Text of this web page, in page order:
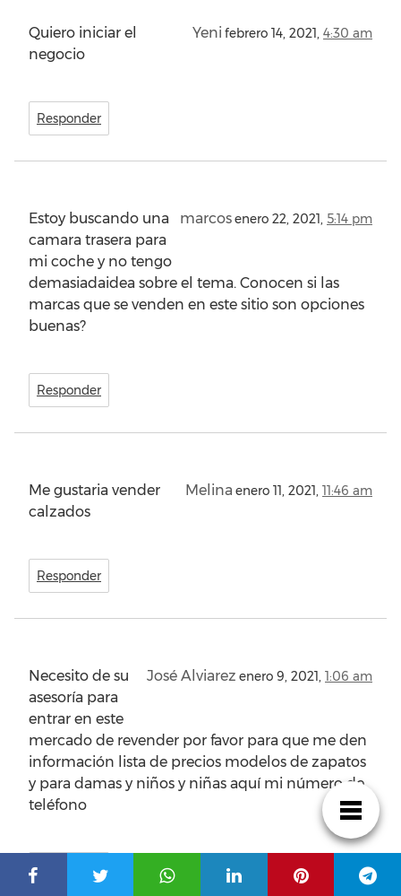
Yeni febrero 14, 2021, 4:30 am
Quiero iniciar el
negocio
Responder
marcosenero 22, 2021, 5:14 pm
Estoy buscando una
camara trasera para
mi coche y no tengo
demasiadaidea sobre el tema. Conocen si las
marcas que se venden en este sitio son opciones
buenas?
Responder
Melina enero 11, 2021, 11:46 am
Me gustaria vender
calzados
Responder
José Alviarez enero 9, 2021, 1:06 am
Necesito de su
asesoría para
entrar en este
mercado de revender por favor para que me den
información lista de precios modelos de zapatos
y para damas y niños y niñas aquí mi número de
teléfono
Responder